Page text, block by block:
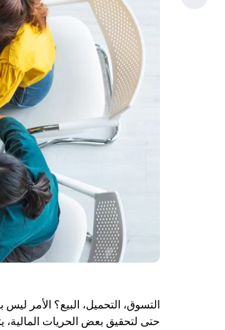
التسوق، التحميل، البيع؟ الأمر
حتى لتحقيق بعض الحريات المالية،